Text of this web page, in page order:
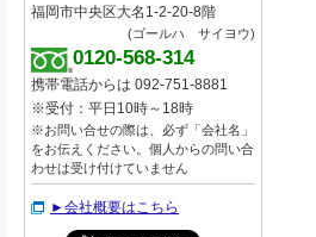
福岡市中央区大名1-2-20-8階
(ゴールハ サイヨウ)
0120-568-314
携帯電話からは 092-751-8881
※受付：平日10時～18時
※お問い合せの際は、必ず「会社名」
をお伝えください。個人からの問い合
わせは受け付けていません
►会社概要はこちら